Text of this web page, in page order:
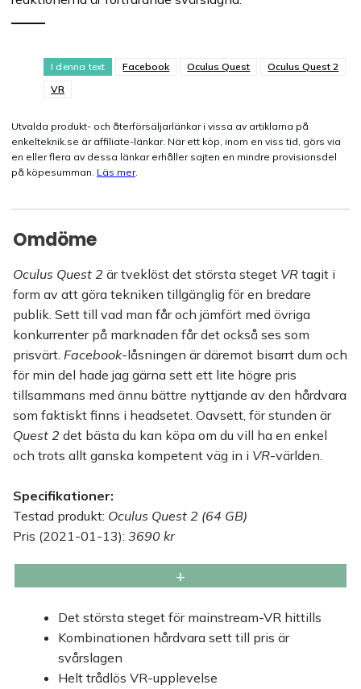
I denna text Facebook Oculus Quest
Oculus Quest 2
VR
Utvalda produkt- och återförsäljarlänkar i vissa av artiklarna på
enkelteknik.se är affiliate-länkar. När ett köp, inom en viss tid, görs via
en eller flera av dessa länkar erhåller sajten en mindre provisionsdel
på köpesumman. Läs mer.
Omdöme
Oculus Quest 2 är tveklöst det största steget VR tagit i
form av att göra tekniken tillgänglig för en bredare
publik. Sett till vad man får och jämfört med övriga
konkurrenter på marknaden får det också ses som
prisvärt. Facebook-låsningen är däremot bisarrt dum och
för min del hade jag gärna sett ett lite högre pris
tillsammans med ännu bättre nyttjande av den hårdvara
som faktiskt finns i headsetet. Oavsett, för stunden är
Quest 2 det bästa du kan köpa om du vill ha en enkel
och trots allt ganska kompetent väg in i VR-världen.
Specifikationer:
Testad produkt: Oculus Quest 2 (64 GB)
Pris (2021-01-13): 3690 kr
+
Det största steget för mainstream-VR hittills
Kombinationen hårdvara sett till pris är
svårslagen
Helt trådlös VR-upplevelse